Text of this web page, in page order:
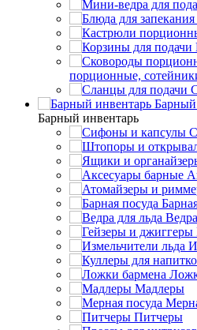
порционные,
Барный
Барный инвентарь
Мадлеры
Питчеры